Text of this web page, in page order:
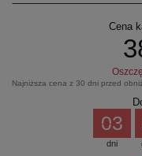
Cena
Najniższa cena z 30 dni przed
dni
03